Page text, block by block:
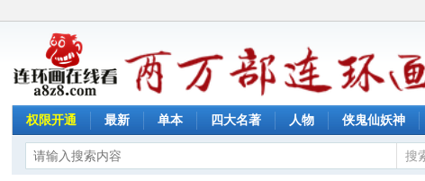
权限开通 最新 单本 四大名著 人物 侠鬼仙妖神
搜